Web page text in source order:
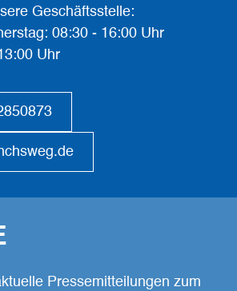
Geschäftsstelle:
08:30 - 16:00 Uhr
Uhr
Pressemitteilungen zum